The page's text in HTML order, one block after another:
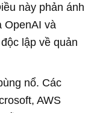
này phản ánh
OpenAI và
lập về quản
nổ. Các
AWS